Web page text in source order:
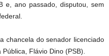
e, ano passado, disputou, sem
chancela do senador licenciado
Flávio Dino (PSB).